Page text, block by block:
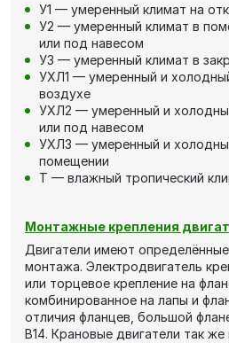
У1 — умеренный климат на
У2 — умеренный климат в
или под навесом
У3 — умеренный климат в
УХЛ1 — умеренный и
воздухе
УХЛ2 — умеренный и
или под навесом
УХЛ3 — умеренный и
помещении
Т — влажный тропический
Монтажные крепления
Двигатели имеют
монтажа. Электродвигатель
или торцевое крепление на
комбинированное на лапы и
отличия фланцев, большой
В14. Крановые двигатели так